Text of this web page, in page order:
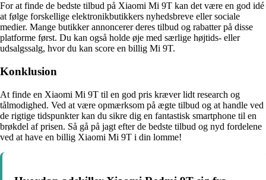
For at finde de bedste tilbud på Xiaomi Mi 9T kan det være en god idé
at følge forskellige elektronikbutikkers nyhedsbreve eller sociale
medier. Mange butikker annoncerer deres tilbud og rabatter på disse
platforme først. Du kan også holde øje med særlige højtids- eller
udsalgssalg, hvor du kan score en billig Mi 9T.
Konklusion
At finde en Xiaomi Mi 9T til en god pris kræver lidt research og
tålmodighed. Ved at være opmærksom på ægte tilbud og at handle ved
de rigtige tidspunkter kan du sikre dig en fantastisk smartphone til en
brøkdel af prisen. Så gå på jagt efter de bedste tilbud og nyd fordelene
ved at have en billig Xiaomi Mi 9T i din lomme!